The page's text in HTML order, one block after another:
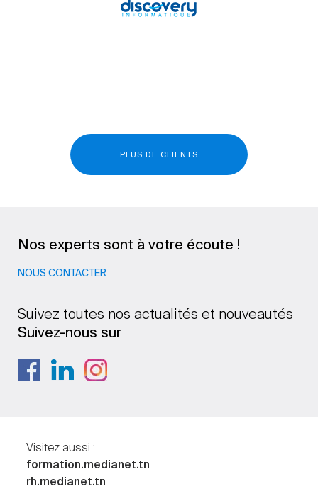
PLUS DE CLIENTS
Nos experts sont à votre écoute !
NOUS CONTACTER
Suivez toutes nos actualités et nouveautés
Suivez-nous sur
Visitez aussi :
formation.medianet.tn
rh.medianet.tn